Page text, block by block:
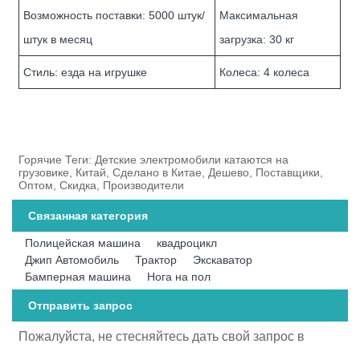
Возможность поставки: 5000 штук/
штук в месяц
Максимальная
загрузка: 30 кг
Стиль: езда на игрушке Колеса: 4 колеса
Горячие Теги: Детские электромобили катаются на
грузовике, Китай, Сделано в Китае, Дешево, Поставщики,
Оптом, Скидка, Производители
Связанная категория
Полицейская машина
квадроцикл
Джип Автомобиль
Трактор
Экскаватор
Бамперная машина
Нога на пол
Отправить запрос
Пожалуйста, не стесняйтесь дать свой запрос в